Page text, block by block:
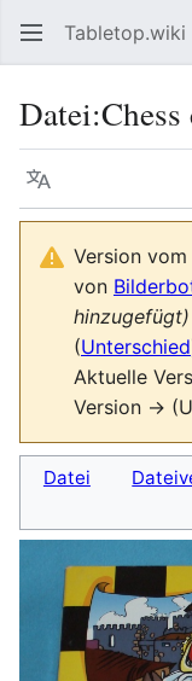
Tabletop.wiki
Datei:
Sprache
Version vom
von
hinzugefügt)
(Unterschied
Aktuelle
Version →
Datei